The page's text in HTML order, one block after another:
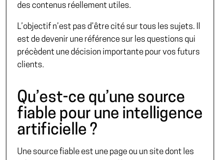
des contenus réellement utiles.
L’objectif n’est pas d’être cité sur tous les sujets. Il
est de devenir une référence sur les questions qui
précèdent une décision importante pour vos futurs
clients.
Qu’est-ce qu’une source
fiable pour une intelligence
artificielle ?
Une source fiable est une page ou un site dont les